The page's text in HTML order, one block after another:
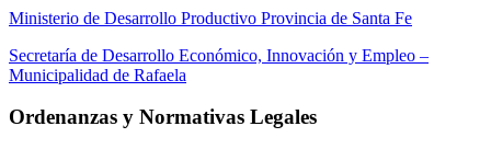
Ministerio de Desarrollo Productivo Provincia de Santa Fe
Secretaría de Desarrollo Económico, Innovación y Empleo –
Municipalidad de Rafaela
Ordenanzas y Normativas Legales